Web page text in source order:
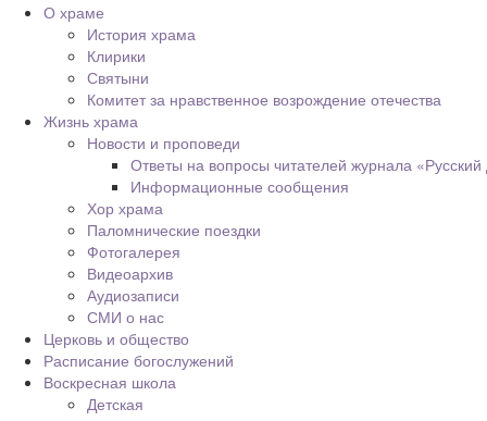
О храме
История храма
Клирики
Святыни
Комитет за нравственное возрождение отечества
Жизнь храма
Новости и проповеди
Ответы на вопросы читателей журнала
Информационные сообщения
Хор храма
Паломнические поездки
Фотогалерея
Видеоархив
Аудиозаписи
СМИ о нас
Церковь и общество
Расписание богослужений
Воскресная школа
Детская